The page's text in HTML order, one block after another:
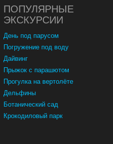
ПОПУЛЯРНЫЕ
ЭКСКУРСИИ
День под парусом
Погружение под воду
Дайвинг
Прыжок с парашютом
Прогулка на вертолёте
Дельфины
Ботанический сад
Крокодиловый парк